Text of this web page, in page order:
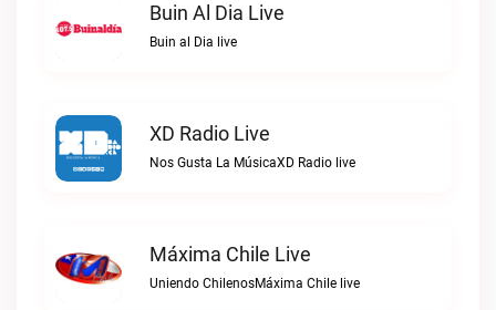
Buin Al Dia Live
Buin al Dia live
XD Radio Live
Nos Gusta La MúsicaXD Radio live
Máxima Chile Live
Uniendo ChilenosMáxima Chile live